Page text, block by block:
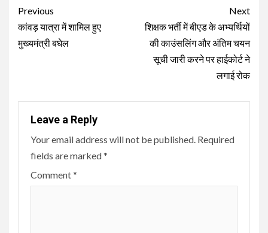
Continue
Reading
Previous
कांवड़ यात्रा में शामिल हुए
मुख्यमंत्री बघेल
Next
शिक्षक भर्ती में बीएड के अभ्यर्थियों
की काउंसलिंग और अंतिम चयन
सूची जारी करने पर हाईकोर्ट ने
लगाई रोक
Leave a Reply
Your email address will not be published. Required
fields are marked*
Comment*